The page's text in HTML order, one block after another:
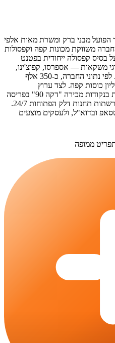
הפועל מבני ברק ומשרת מאות אלפי
משווקת מכונות קפה וקפסולות
בסיס קפסולה ייחודית בפטנט
משקאות — אספרסו, קפוצ'ינו,
לאטה, מקיאטו, אמריקנו, שוקו ותה. לפי נתוני החברה, כ-350 אלף
נהנים מדי חודש מכ-5 מיליון כוסות קפה. לצד ערוץ
המשלוחים, תערובות החברה נמכרות בנקודות מכירה "דקה 90" בפריסה
ארצית — עמדות בסופרמרקטים וברשתות תחנות דלק הפתוחות 24/7.
ובדוא"ל, ולעסקים מוצעים
ממופה